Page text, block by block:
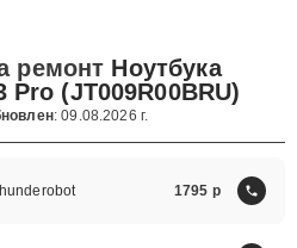
ремонт Ноутбука
(JT009R00BRU)
: 09.08.2026 г.
1795